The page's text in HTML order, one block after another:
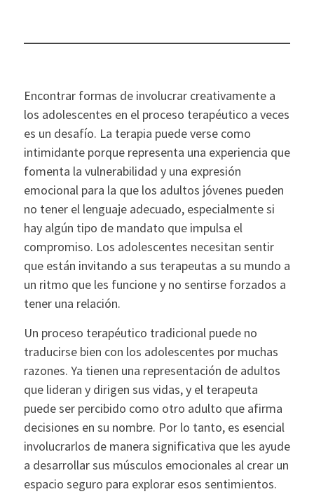
Encontrar formas de involucrar creativamente a
los adolescentes en el proceso terapéutico a veces
es un desafío. La terapia puede verse como
intimidante porque representa una experiencia que
fomenta la vulnerabilidad y una expresión
emocional para la que los adultos jóvenes pueden
no tener el lenguaje adecuado, especialmente si
hay algún tipo de mandato que impulsa el
compromiso. Los adolescentes necesitan sentir
que están invitando a sus terapeutas a su mundo a
un ritmo que les funcione y no sentirse forzados a
tener una relación.
Un proceso terapéutico tradicional puede no
traducirse bien con los adolescentes por muchas
razones. Ya tienen una representación de adultos
que lideran y dirigen sus vidas, y el terapeuta
puede ser percibido como otro adulto que afirma
decisiones en su nombre. Por lo tanto, es esencial
involucrarlos de manera significativa que les ayude
a desarrollar sus músculos emocionales al crear un
espacio seguro para explorar esos sentimientos.